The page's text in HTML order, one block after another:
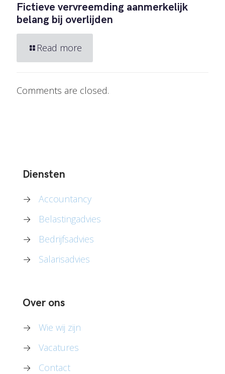
Fictieve vervreemding aanmerkelijk
belang bij overlijden
Read more
Comments are closed.
Diensten
→
Accountancy
→
Belastingadvies
→
Bedrijfsadvies
→
Salarisadvies
Over ons
→
Wie wij zijn
→
Vacatures
→
Contact